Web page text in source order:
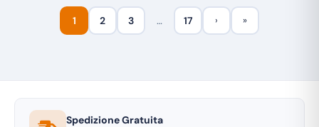
1 2 3 … 17 › »
Spedizione Gratuita